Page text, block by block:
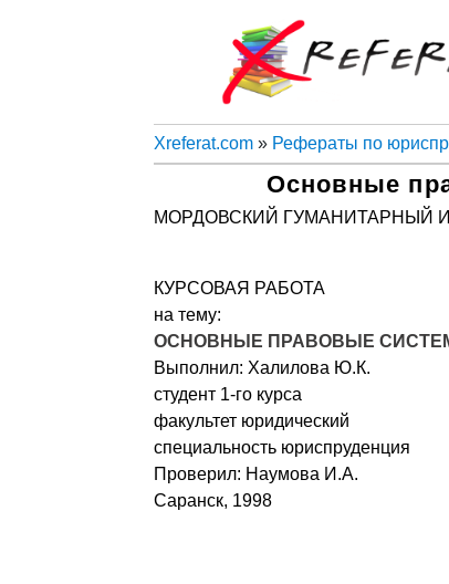
Xreferat.com» Рефераты по
Основные
МОРДОВСКИЙ ГУМАНИТАРНЫЙ
КУРСОВАЯ РАБОТА
на тему:
ОСНОВНЫЕ ПРАВОВЫЕ
Выполнил: Халилова Ю.К.
студент 1-го курса
факультет юридический
специальность юриспруденция
Проверил: Наумова И.А.
Саранск, 1998